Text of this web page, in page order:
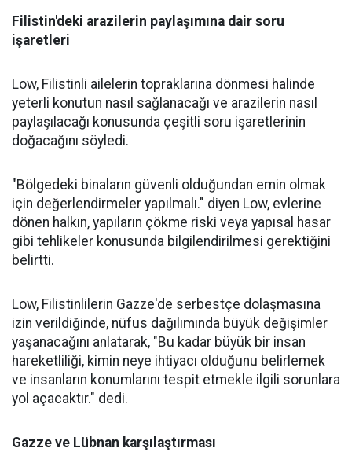
Filistin'deki arazilerin paylaşımına dair soru
işaretleri
Low, Filistinli ailelerin topraklarına dönmesi halinde
yeterli konutun nasıl sağlanacağı ve arazilerin nasıl
paylaşılacağı konusunda çeşitli soru işaretlerinin
doğacağını söyledi.
"Bölgedeki binaların güvenli olduğundan emin olmak
için değerlendirmeler yapılmalı." diyen Low, evlerine
dönen halkın, yapıların çökme riski veya yapısal hasar
gibi tehlikeler konusunda bilgilendirilmesi gerektiğini
belirtti.
Low, Filistinlilerin Gazze'de serbestçe dolaşmasına
izin verildiğinde, nüfus dağılımında büyük değişimler
yaşanacağını anlatarak, "Bu kadar büyük bir insan
hareketliliği, kimin neye ihtiyacı olduğunu belirlemek
ve insanların konumlarını tespit etmekle ilgili sorunlara
yol açacaktır." dedi.
Gazze ve Lübnan karşılaştırması